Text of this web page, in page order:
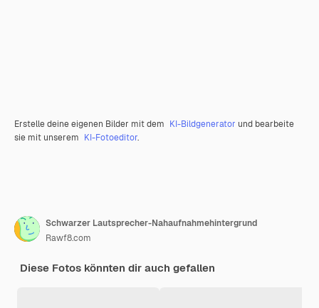
Erstelle deine eigenen Bilder mit dem KI-Bildgenerator und bearbeite
sie mit unserem KI-Fotoeditor.
Schwarzer Lautsprecher-Nahaufnahmehintergrund
Rawf8.com
Diese Fotos könnten dir auch gefallen